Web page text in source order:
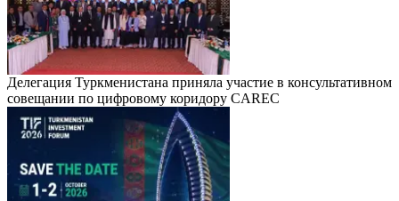
Делегация Туркменистана приняла участие в консультативном
совещании по цифровому коридору CAREC